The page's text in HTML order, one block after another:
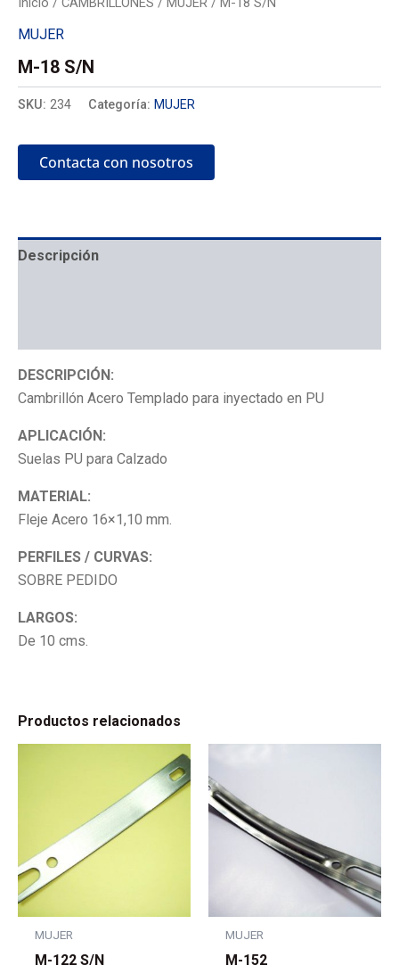
MUJER
M-18 S/N
SKU: 234 Categoría: MUJER
Contacta con nosotros
Descripción
DESCRIPCIÓN:
Cambrillón Acero Templado para inyectado en PU
APLICACIÓN:
Suelas PU para Calzado
MATERIAL:
Fleje Acero 16×1,10 mm.
PERFILES / CURVAS:
SOBRE PEDIDO
LARGOS:
De 10 cms.
Productos relacionados
MUJER
M-122 S/N
MUJER
M-152